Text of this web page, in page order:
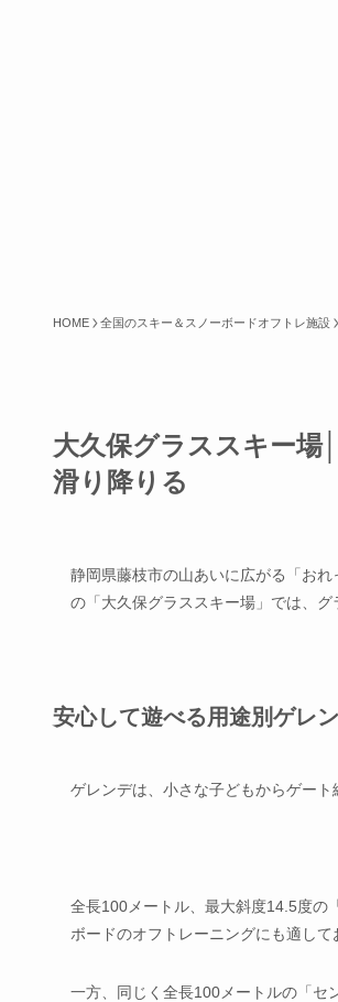
HOME 全国のスキー＆スノーボードオフトレ施設
大久保グラススキー場
滑り降りる
静岡県藤枝市の山あいに広がる「お
の「大久保グラススキー場」では、
安心して遊べる用途別ゲレ
ゲレンデは、小さな子どもからゲー
全長100メートル、最大斜度14.5度の
ボードのオフトレーニングにも適し
一方、同じく全長100メートルの「セ